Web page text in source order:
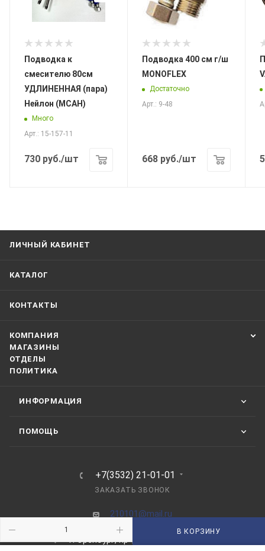
В КОРЗИНУ
Подводка к
смесителю 80см
УДЛИНЕННАЯ (пара)
Нейлон (МСАН)
Много
Арт.: 15-157-11
730 руб./шт
Подводка 400 см г/ш
MONOFLEX
Достаточно
Арт.: 9-48
668 руб./шт
ЛИЧНЫЙ КАБИНЕТ
КАТАЛОГ
КОНТАКТЫ
КОМПАНИЯ
МАГАЗИНЫ
ОТДЕЛЫ
ПОЛИТИКА
ИНФОРМАЦИЯ
ПОМОЩЬ
+7(3532) 21-01-01
ЗАКАЗАТЬ ЗВОНОК
210101@mail.ru
г. Оренбург, пр-д Автоматики, 8 "А"